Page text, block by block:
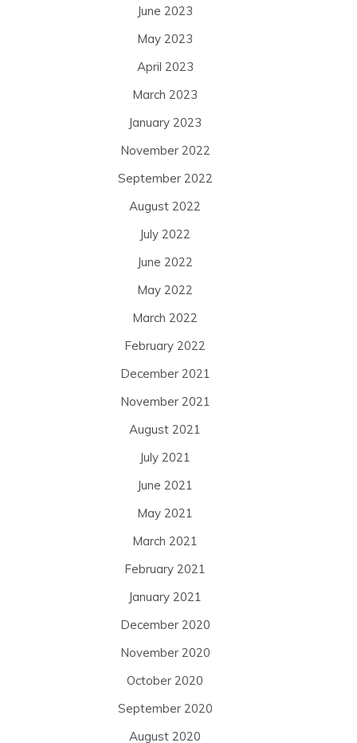
June 2023
May 2023
April 2023
March 2023
January 2023
November 2022
September 2022
August 2022
July 2022
June 2022
May 2022
March 2022
February 2022
December 2021
November 2021
August 2021
July 2021
June 2021
May 2021
March 2021
February 2021
January 2021
December 2020
November 2020
October 2020
September 2020
August 2020